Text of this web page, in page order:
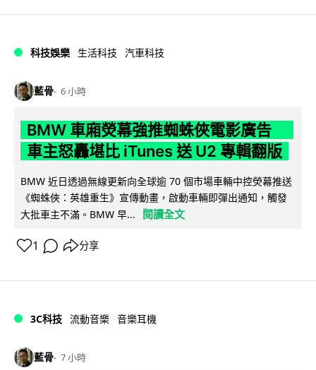
科技娛樂 生活科技 汽車科技
藍骨 6 小時
BMW 車廂熒幕強推蜘蛛俠電影廣告
車主怒轟堪比 iTunes 送 U2 專輯翻版
BMW 近日透過無線更新向全球逾 70 個市場車輛中控熒幕推送
《蜘蛛俠：英雄重生》宣傳動畫，啟動車輛即彈出通知，觸發
大批車主不滿。BMW 早...
閱讀全文
1 分享
3C科技 流動音樂 音樂耳機
藍骨 7 小時